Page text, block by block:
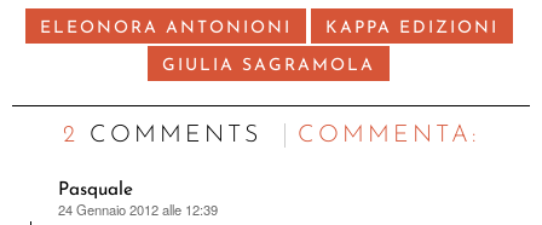
ELEONORA ANTONIONI KAPPA EDIZIONI
GIULIA SAGRAMOLA
2 COMMENTS C OMMENTA:
Pasquale
ha
24 Gennaio 2012 alle 12:39